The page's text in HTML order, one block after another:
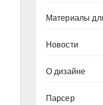
Материалы
Новости
О дизайне
Парсер